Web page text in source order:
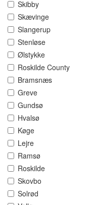
Skibby
Skævinge
Slangerup
Stenløse
Ølstykke
Roskilde County
Bramsnæs
Greve
Gundsø
Hvalsø
Køge
Lejre
Ramsø
Roskilde
Skovbo
Solrød